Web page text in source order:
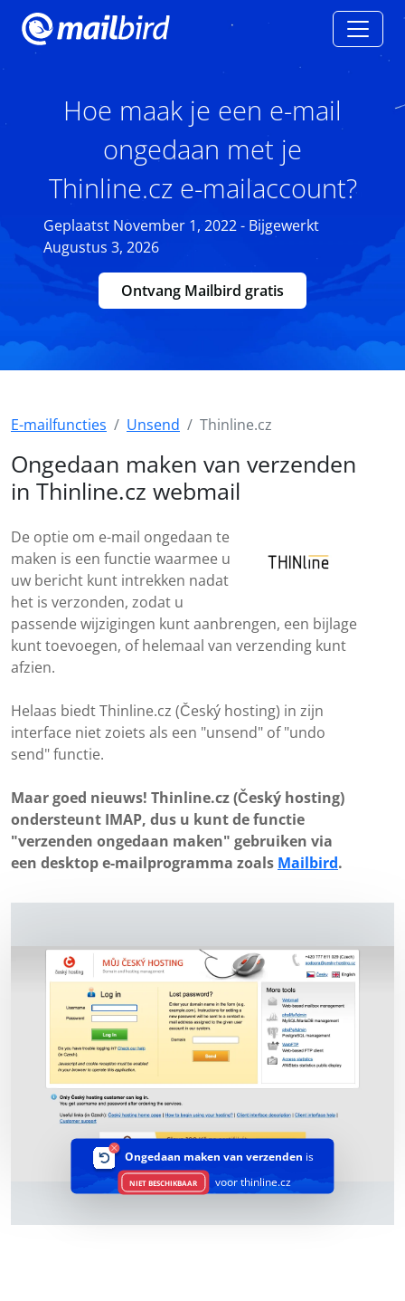
Hoe maak je een e-mail
ongedaan met je
Thinline.cz e-mailaccount?
Geplaatst November 1, 2022 - Bijgewerkt
Augustus 3, 2026
Ontvang Mailbird gratis
E-mailfuncties Unsend Thinline.cz
Ongedaan maken van verzenden
in Thinline.cz webmail
De optie om e-mail ongedaan te
maken is een functie waarmee u
uw bericht kunt intrekken nadat
het is verzonden, zodat u
passende wijzigingen kunt aanbrengen, een bijlage
kunt toevoegen, of helemaal van verzending kunt
afzien.
Helaas biedt Thinline.cz (Český hosting) in zijn
interface niet zoiets als een "unsend" of "undo
send" functie.
Maar goed nieuws! Thinline.cz (Český hosting)
ondersteunt IMAP, dus u kunt de functie
"verzenden ongedaan maken" gebruiken via
een desktop e-mailprogramma zoals Mailbird.
Ongedaan maken van verzenden is
NIET BESCHIKBAAR voor thinline.cz